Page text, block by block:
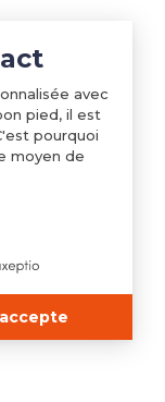
avec
pied, il est
pourquoi
moyen de